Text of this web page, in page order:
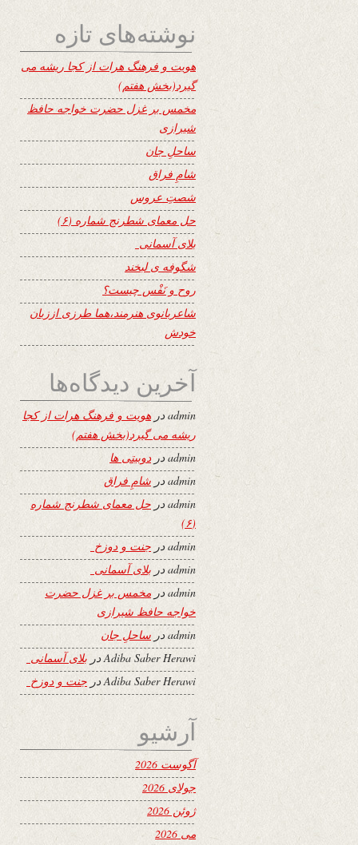
نوشته‌های تازه
هویت و فرهنگ هرات از کجا ریشه می
گیرد(بخش هفتم)
مخمس بر غزل حضرت خواجه حافظ
شیرازی
ساحلِ جان
شامِ فراق
شصتِ عروس
حل معمای شطرنج شماره (۶)
بلای آسمانی
شگوفه ى لبخند
روح و نَفْس چیست؟
شاعربانوی هنرمند،هما طرزی اززبان
خودش
آخرین دیدگاه‌ها
adminدر هویت و فرهنگ هرات از کجا
ریشه می گیرد(بخش هفتم)
admin دردوبیتی ها
adminدر شامِ فراق
adminدر حل معمای شطرنج شماره
(۶)
adminدر جنت و دوزخ
adminدر بلای آسمانی
adminدر مخمس بر غزل حضرت
خواجه حافظ شیرازی
adminدر ساحلِ جان
Adiba Saber Herawiدر بلای آسمانی
Adiba Saber Herawiدر جنت و دوزخ
آرشیو
آگوست 2026
جولای 2026
ژوئن 2026
می 2026